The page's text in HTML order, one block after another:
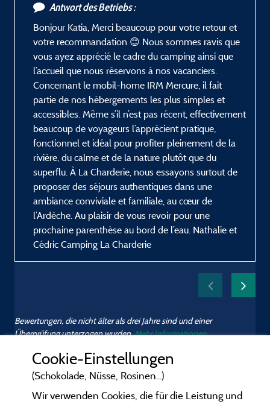
Antwort des Betriebs :
Bonjour Katia, Merci beaucoup pour votre retour et
votre recommandation 😊 Nous sommes ravis que
vous ayez apprécié le cadre du camping ainsi que
l’accueil que nous réservons à nos vacanciers.
Concernant le mobil-home IRM Mercure, il fait
partie de nos hébergements les plus simples et
accessibles. Même s’il n’est pas récent, effectivement
beaucoup de voyageurs l’apprécient pratique,
fonctionnel et idéal pour profiter pleinement de la
rivière, du calme et de la nature plutôt que du
superflu. À La Charderie, nous essayons surtout de
proposer des séjours authentiques dans une
ambiance conviviale et familiale, au cœur de
l’Ardèche. Au plaisir de vous revoir pour une
prochaine parenthèse au bord de l’eau. Nathalie et
Cédric Camping La Charderie
Bewertungen, die nicht älter als drei Jahre sind und einer
Überprüfung unterzogen wurden.Mehr Informationen
Cookie-Einstellungen
(Schokolade, Nüsse, Rosinen...)
Wir verwenden Cookies, die für die Leistung und